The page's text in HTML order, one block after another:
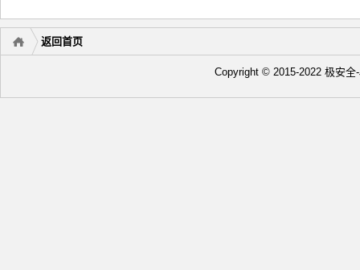
返回首页
Copyright © 2015-2022 极安